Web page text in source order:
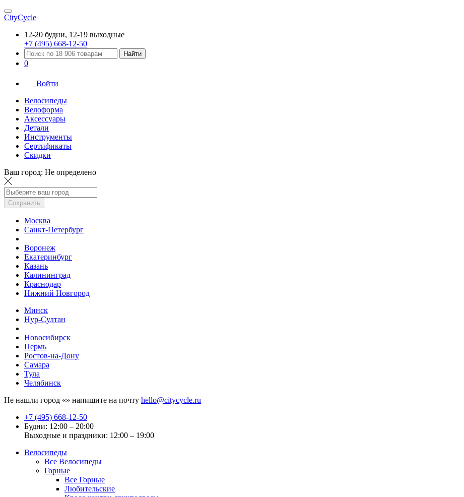
CityCycle
12-20 будни, 12-19 выходные
+7 (495) 668-12-50
Найти
0
Войти
Велосипеды
Велоформа
Аксессуары
Детали
Инструменты
Сертификаты
Скидки
Ваш город: Не определено
Сохранить
Москва
Санкт-Петербург
Воронеж
Екатеринбург
Казань
Калининград
Краснодар
Нижний Новгород
Минск
Нур-Султан
Новосибирск
Пермь
Ростов-на-Дону
Самара
Тула
Челябинск
Не нашли город «» напишите на почту hello@citycycle.ru
+7 (495) 668-12-50
Будни: 12:00 – 20:00
Выходные и праздники: 12:00 – 19:00
Велосипеды
Все Велосипеды
Горные
Все Горные
Любительские